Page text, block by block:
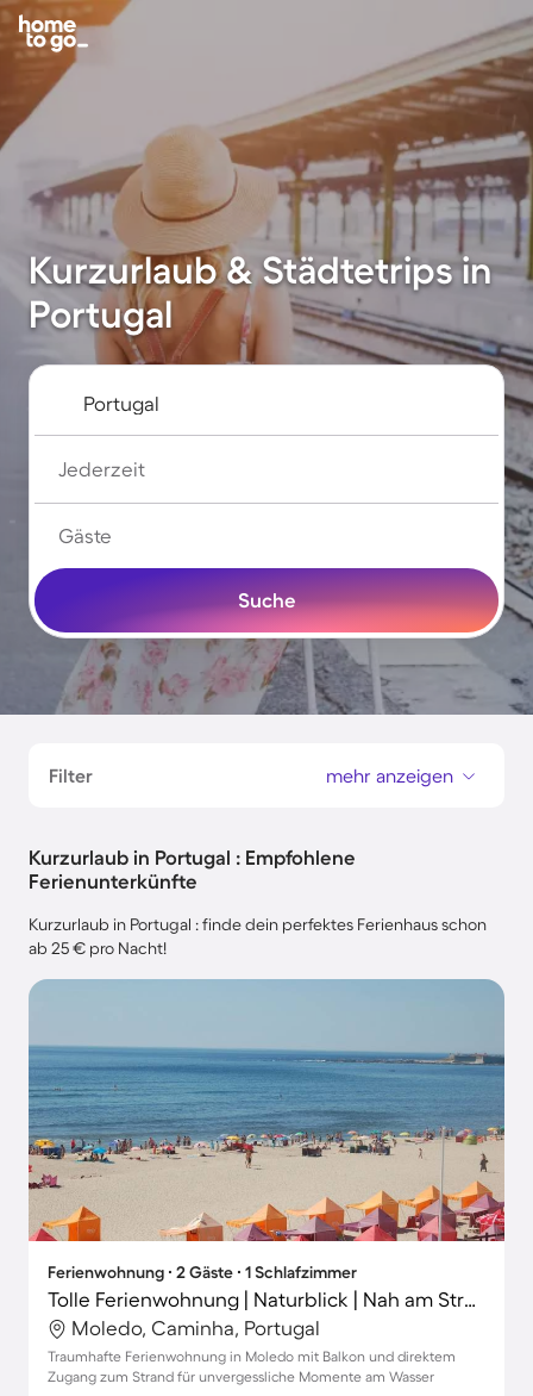
Kurzurlaub & Städtetrips in
Portugal
Jederzeit
Gäste
Suche
Filter mehr anzeigen
Kurzurlaub in Portugal : Empfohlene
Ferienunterkünfte
Kurzurlaub in Portugal : finde dein perfektes Ferienhaus schon
ab 25 € pro Nacht!
Ferienwohnung ∙ 2 Gäste ∙ 1 Schlafzimmer
Tolle Ferienwohnung | Naturblick | Nah am Strand
Moledo, Caminha, Portugal
Traumhafte Ferienwohnung in Moledo mit Balkon und direktem
Zugang zum Strand für unvergessliche Momente am Wasser